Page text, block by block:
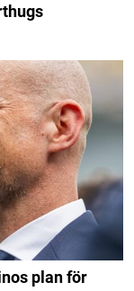
plan för